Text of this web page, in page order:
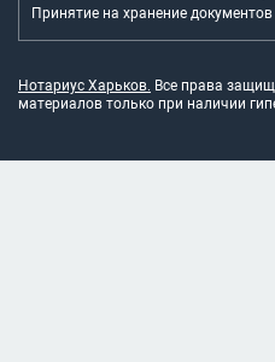
Принятие на хранение документов
Нотариус Харьков. Все права
материалов только при наличии